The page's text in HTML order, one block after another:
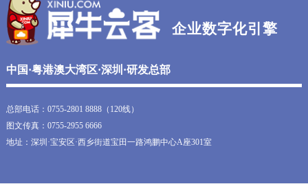
企业数字化引擎
中国·粤港澳大湾区·深圳·研发总部
总部电话：0755-2801 8888（120线）
图文传真：0755-2955 6666
地址：深圳·宝安区·西乡街道宝田一路鸿鹏中心A座301室